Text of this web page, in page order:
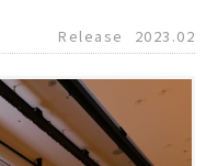
Release
2023.02